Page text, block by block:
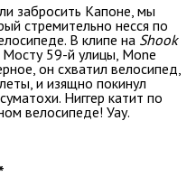
забросить Капоне, мы
стремительно несся по
В клипе на Shook
59-й улицы, Mone
он схватил велосипед,
и изящно покинул
Ниггер катит по
велосипеде! Уау.